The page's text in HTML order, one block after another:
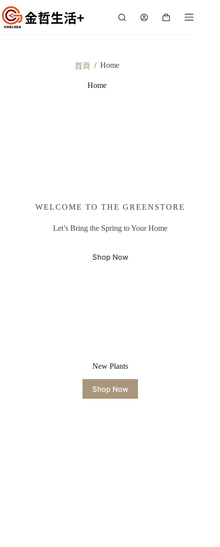
跳
至
主
購
首頁 / Home
Home
WELCOME TO THE GREENSTORE
Let’s Bring the Spring to Your Home
Shop Now
New Plants
Shop Now